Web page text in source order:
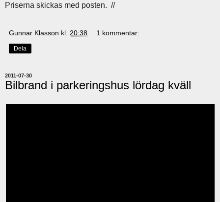
Priserna skickas med posten. //
Gunnar Klasson kl. 20:38 1 kommentar:
Dela
2011-07-30
Bilbrand i parkeringshus lördag kväll